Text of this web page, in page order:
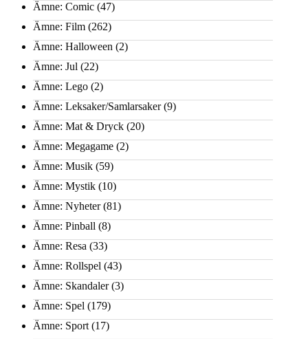
Ämne: Comic (47)
Ämne: Film (262)
Ämne: Halloween (2)
Ämne: Jul (22)
Ämne: Lego (2)
Ämne: Leksaker/Samlarsaker(9)
Ämne: Mat & Dryck (20)
Ämne: Megagame (2)
Ämne: Musik (59)
Ämne: Mystik (10)
Ämne: Nyheter(81)
Ämne: Pinball (8)
Ämne: Resa (33)
Ämne: Rollspel (43)
Ämne: Skandaler(3)
Ämne: Spel (179)
Ämne: Sport (17)